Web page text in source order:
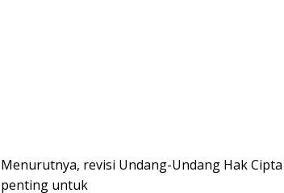
Menurutnya, revisi Undang-Undang Hak
penting untuk